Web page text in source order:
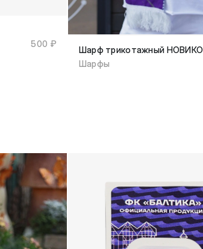
500 ₽
Шарф трикотажный
Шарфы